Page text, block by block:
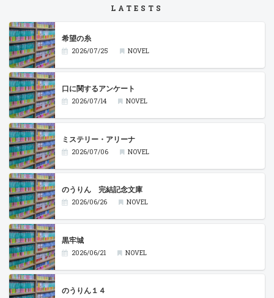
LATESTS
希望の糸
2026/07/25 NOVEL
口に関するアンケート
2026/07/14 NOVEL
ミステリー・アリーナ
2026/07/06 NOVEL
のうりん 完結記念文庫
2026/06/26 NOVEL
黒牢城
2026/06/21 NOVEL
のうりん１４